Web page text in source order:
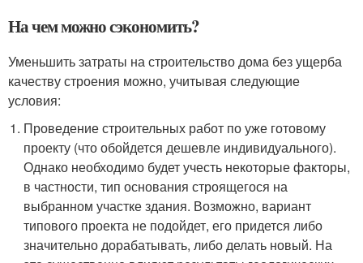
На чем можно сэкономить?
Уменьшить затраты на строительство дома без ущерба
качеству строения можно, учитывая следующие
условия:
Проведение строительных работ по уже готовому
проекту (что обойдется дешевле индивидуального).
Однако необходимо будет учесть некоторые факторы,
в частности, тип основания строящегося на
выбранном участке здания. Возможно, вариант
типового проекта не подойдет, его придется либо
значительно дорабатывать, либо делать новый. На